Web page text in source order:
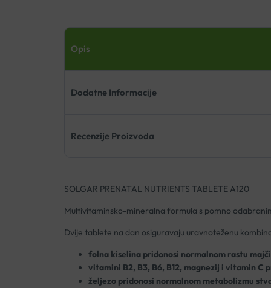
Opis
Dodatne Informacije
Recenzije Proizvoda
SOLGAR PRENATAL NUTRIENTS TABLETE A120
Multivitaminsko-mineralna formula s pomno
Dvije tablete na dan osiguravaju uravnoteženu
folna kiselina pridonosi normalnom rastu
vitamini B2, B3, B6, B12, magnezij i vitamin C
željezo pridonosi normalnom metabolizmu